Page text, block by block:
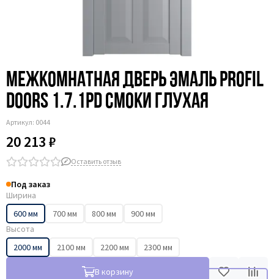
Межкомнатная дверь эмаль Profil
Doors 1.7.1PD смоки глухая
Артикул: 0044
20 213 ₽
Оставить отзыв
Под заказ
Ширина
600 мм
700 мм 800 мм
900 мм
Высота
2000 мм
2100 мм 2200 мм 2300 мм
В корзину